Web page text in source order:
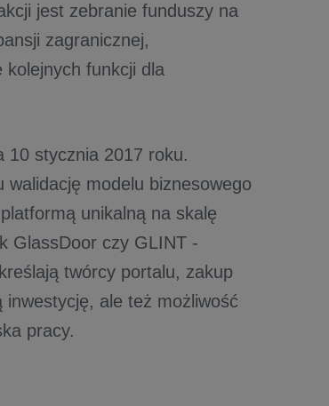
jest zebranie funduszy na
zagranicznej,
kolejnych funkcji dla
10 stycznia 2017 roku.
walidację modelu biznesowego
unikalną na skalę
GlassDoor czy GLINT -
twórcy portalu, zakup
ale też możliwość
pracy.